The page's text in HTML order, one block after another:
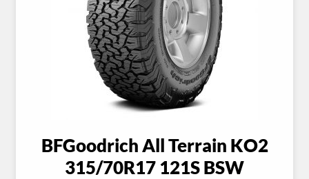
BFGoodrich All Terrain KO2
315/70R17 121S BSW